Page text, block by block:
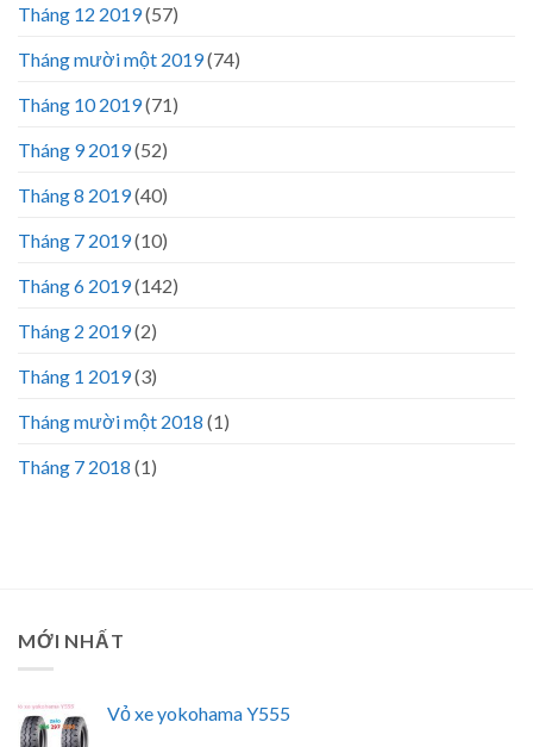
Tháng 12 2019(57)
Tháng mười một 2019(74)
Tháng 10 2019(71)
Tháng 9 2019(52)
Tháng 8 2019(40)
Tháng 7 2019(10)
Tháng 6 2019(142)
Tháng 2 2019(2)
Tháng 1 2019(3)
Tháng mười một 2018 (1)
Tháng 7 2018 (1)
MỚI NHẤT
Vỏ xe yokohama Y555